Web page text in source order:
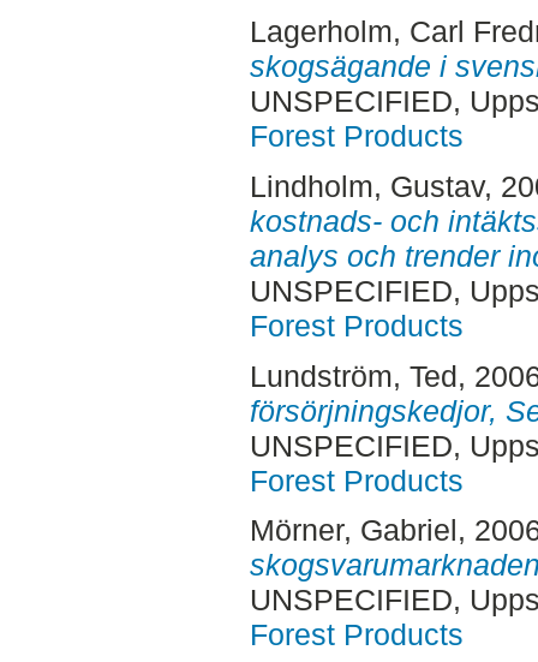
Lagerholm, Carl
skogsägande i
UNSPECIFIED,
Forest Products
Lindholm, Gustav,
kostnads- och
analys och trender
UNSPECIFIED,
Forest Products
Lundström, Ted,
försörjningskedjor,
UNSPECIFIED,
Forest Products
Mörner, Gabriel,
UNSPECIFIED,
Forest Products